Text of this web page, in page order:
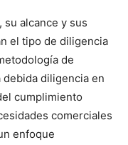
alcance y sus
el tipo de diligencia
de
diligencia en
cumplimiento
comerciales
enfoque